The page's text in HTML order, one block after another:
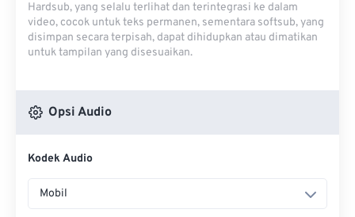
Hardsub, yang selalu terlihat dan terintegrasi ke dalam
video, cocok untuk teks permanen, sementara softsub, yang
disimpan secara terpisah, dapat dihidupkan atau dimatikan
untuk tampilan yang disesuaikan.
Opsi Audio
Kodek Audio
Mobil